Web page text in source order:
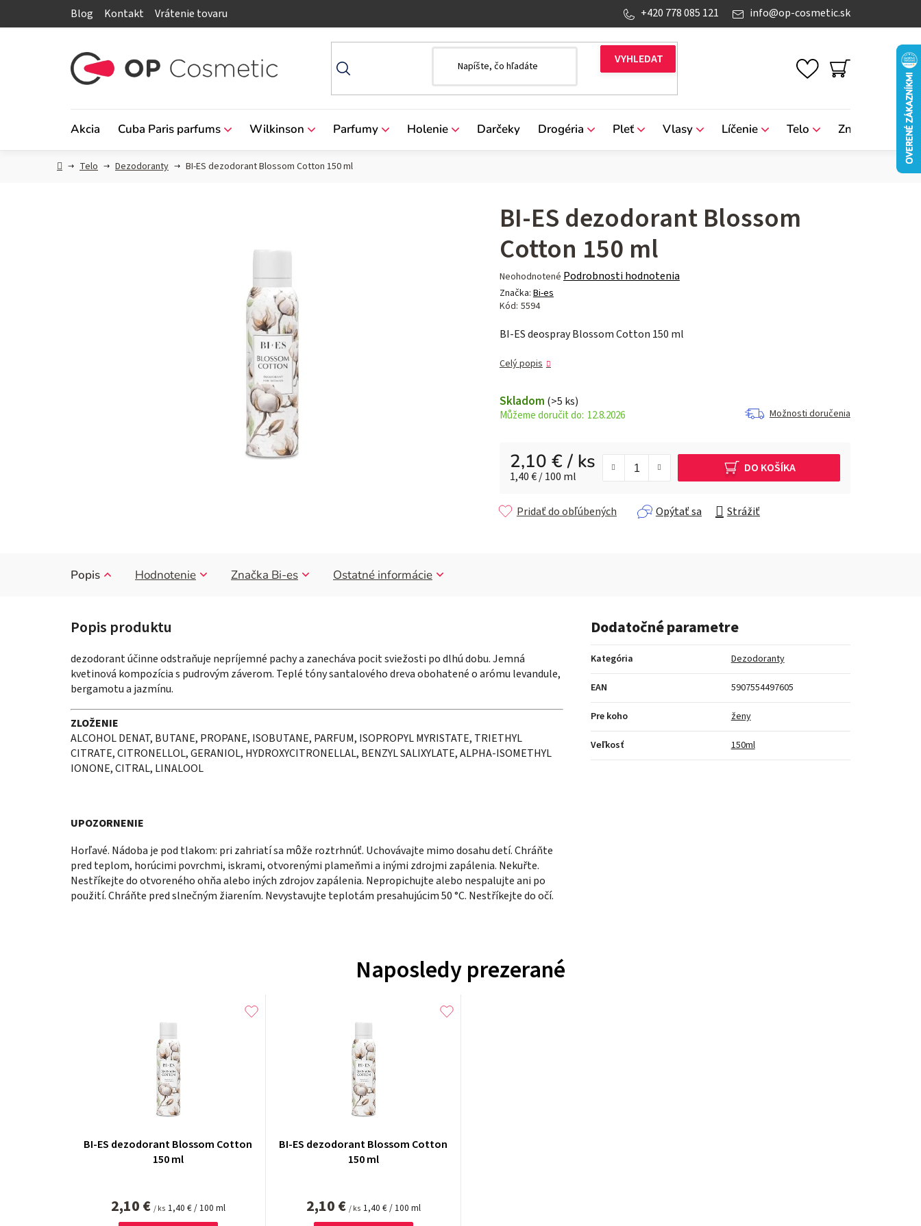
Blog Kontakt Vrátenie tovaru info@op-cosmetic.sk
+420 778 085 121
NÁKUPNÝ
Akcia Cuba Paris parfums Wilkinson Parfumy Holenie Darčeky Drogéria Pleť Vlasy Líčenie Telo Značky
DomovTelo Dezodoranty BI-ES dezodorant Blossom Cotton 150 ml
BI-ES dezodorant Blossom
Cotton 150 ml
Priemerné
hodnotenie
produktu
0,0
hviezdičiek.
Neohodnotené Podrobnosti hodnotenia
Značka: Bi-es
Kód: 5594
BI-ES deospray Blossom Cotton 150 ml
Celý popis
Skladom (>5 ks)
12.8.2026 Možnosti doručenia
2,10 €/ ks
Jednotková cena:
1,40 € / 100 ml
DO KOŠÍKA
Opýtať sa Strážiť
Pridať do obľúbených
Popis Hodnotenie Značka Bi-es Ostatné informácie
dezodorant účinne odstraňuje nepríjemné pachy a zanecháva pocit sviežosti po dlhú dobu.Jemná
kvetinová kompozícia s pudrovým záverom. Teplé tóny santalového dreva obohatené o arómu levandule,
bergamotu a jazmínu.
ZLOŽENIE
ALCOHOL DENAT, BUTANE, PROPANE, ISOBUTANE, PARFUM, ISOPROPYL MYRISTATE, TRIETHYL
CITRATE, CITRONELLOL, GERANIOL, HYDROXYCITRONELLAL, BENZYL SALIXYLATE, ALPHA-ISOMETHYL
IONONE, CITRAL, LINALOOL
UPOZORNENIE
Horľavé. Nádoba je pod tlakom: pri zahriatí sa môže roztrhnúť. Uchovávajte mimo dosahu detí. Chráňte
pred teplom, horúcimi povrchmi, iskrami, otvorenými plameňmi a inými zdrojmi zapálenia. Nekuřte.
Nestříkejte do otvoreného ohňa alebo iných zdrojov zapálenia. Nepropichujte alebo nespalujte ani po
použití. Chráňte pred slnečným žiarením. Nevystavujte teplotám presahujúcim 50 °C. Nestříkejte do očí.
Dodatočné parametre
Kategória Dezodoranty
EAN 5907554497605
Pre koho ženy
Veľkosť 150ml
Naposledy prezerané
BI-ES dezodorant Blossom Cotton
150 ml
2,10 € / ks Jednotková
cena:
1,40 € / 100 ml
BI-ES dezodorant Blossom Cotton
150 ml
2,10 € / ks Jednotková
cena:
1,40 € / 100 ml